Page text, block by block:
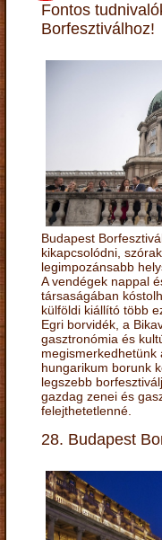
Fontos
Borfesztiválhoz!
Budapest
kikapcsolódni,
legimpozánsabb
A vendégek nappal
társaságában
külföldi kiállító több
Egri borvidék, a
gasztronómia és
megismerkedhetünk
hungarikum borunk
legszebb
gazdag zenei és
felejthetetlenné.
28. Budapest